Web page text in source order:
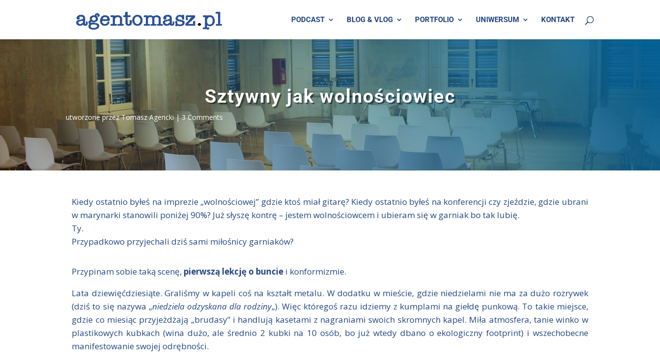
PODCAST BLOG & VLOG PORTFOLIO UNIWERSUM KONTAKT
Sztywny jak wolnościowiec
utworzone przezTomasz Agencki 3 Comments
Kiedy ostatnio byłeś na imprezie „wolnościowej” gdzie ktoś miał gitarę? Kiedy ostatnio byłeś na konferencji czy zjeździe, gdzie ubrani
w marynarki stanowili poniżej 90%? Już słyszę kontrę – jestem wolnościowcem i ubieram się w garniak bo tak lubię.
Ty.
Przypadkowo przyjechali dziś sami miłośnicy garniaków?
Przypinam sobie taką scenę, pierwszą lekcję o buncie i konformizmie.
Lata dziewięćdziesiąte. Graliśmy w kapeli coś na kształt metalu. W dodatku w mieście, gdzie niedzielami nie ma za dużo rozrywek
(dziś to się nazywa „niedziela odzyskana dla rodziny„). Więc któregoś razu idziemy z kumplami na giełdę punkową. To takie miejsce,
gdzie co miesiąc przyjeżdżają „brudasy” i handlują kasetami z nagraniami swoich skromnych kapel. Miła atmosfera, tanie winko w
plastikowych kubkach (wina dużo, ale średnio 2 kubki na 10 osób, bo już wtedy dbano o ekologiczny footprint) i wszechobecne
manifestowanie swojej odrębności.